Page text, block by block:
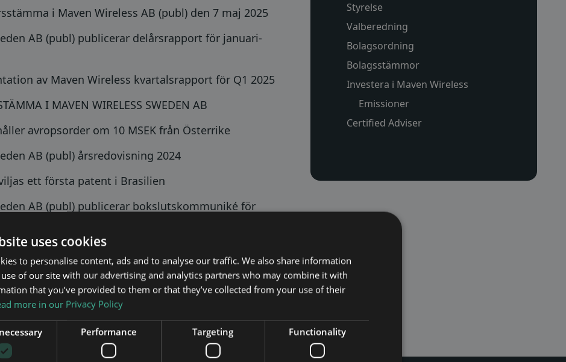
i Maven Wireless AB (publ) den 7 maj 2025
AB (publ) publicerar delårsrapport för januari-
av Maven Wireless kvartalsrapport för Q1 2025
I MAVEN WIRELESS SWEDEN AB
avropsorder om 10 MSEK från Österrike
AB (publ) årsredovisning 2024
ett första patent i Brasilien
AB (publ) publicerar bokslutskommuniké för
av Maven Wireless bokslutskommuniké för 2024
Next
Styrelse
Valberedning
Bolagsordning
Bolagsstämmor
Investera i Maven Wireless
Emissioner
Certified Adviser
uses cookies
to personalise content, ads and to analyse our traffic. We also share information
of our site with our advertising and analytics partners who may combine it with
that you’ve provided to them or that they’ve collected from your use of their
more in our Privacy Policy
Performance Targeting Functionality